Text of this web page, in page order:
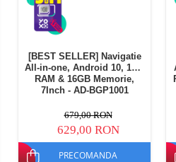
[BEST SELLER] Navigatie
All-in-one, Android 10, 1GB
RAM & 16GB Memorie,
7Inch - AD-BGP1001
679,00 RON
629,00 RON
PRECOMANDA